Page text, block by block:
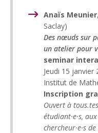
Anaïs Meunier
Saclay)
Des nœuds sur
un atelier pour
seminar
Jeudi 15 janvier
Institut de
Inscription
Ouvert à
étudiant·e·s,
chercheur·e·s